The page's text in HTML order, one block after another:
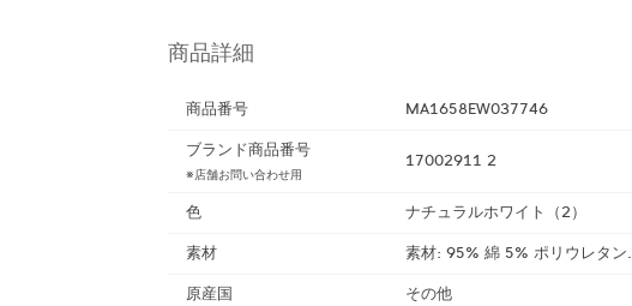
商品詳細
商品番号
MA1658EW037746
ブランド商品番号
※店舗お問い合わせ用
17002911 2
色
ナチュラルホワイト（2）
素材
素材: 95% 綿 5% ポリウレタン.
原産国
その他